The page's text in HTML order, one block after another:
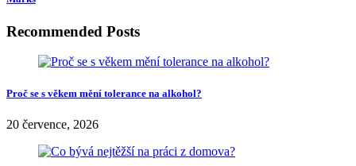
Recommended Posts
Proč se s věkem mění tolerance na alkohol?
20 července, 2026